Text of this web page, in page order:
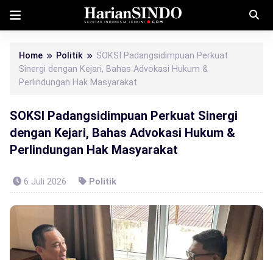
Home Politik
SOKSI Padangsidimpuan Perkuat
Sinergi dengan Kejari, Bahas Advokasi Hukum &
Perlindungan Hak Masyarakat
SOKSI Padangsidimpuan Perkuat Sinergi
dengan Kejari, Bahas Advokasi Hukum &
Perlindungan Hak Masyarakat
6 Juli 2026 Politik